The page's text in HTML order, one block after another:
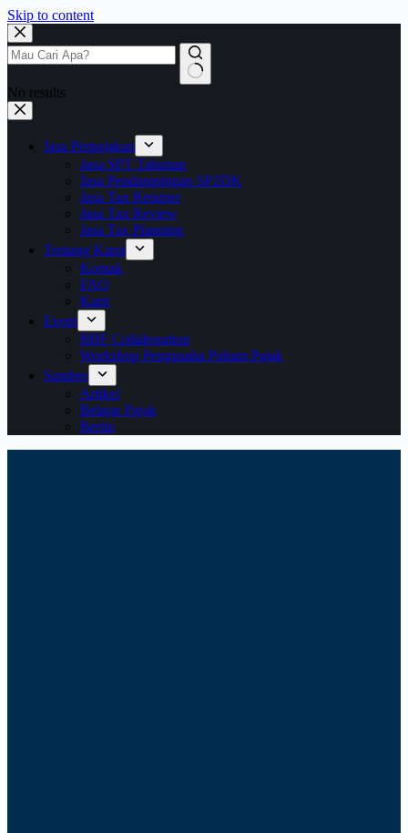
Skip to content
No results
Jasa Perpajakan
Jasa SPT Tahunan
Jasa Pendampingan SP2DK
Jasa Tax Retainer
Jasa Tax Review
Jasa Tax Planning
Tentang Kami
Kontak
FAQ
Karir
Event
BBF Collaboration
Workshop Pengusaha Paham Pajak
Sumber
Artikel
Belajar Pajak
Berita